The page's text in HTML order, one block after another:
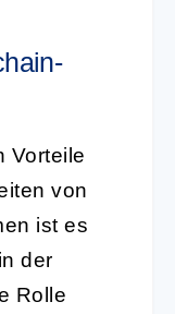
Vorteile
von
ist es
der
Rolle